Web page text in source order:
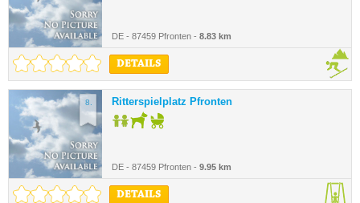
DE - 87459 Pfronten - 8.83 km
DETAILS
8. Ritterspielplatz Pfronten
DE - 87459 Pfronten - 9.95 km
DETAILS